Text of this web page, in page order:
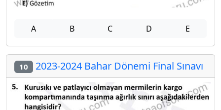
A B C D E
10 2023-2024 Bahar Dönemi Final Sınavı